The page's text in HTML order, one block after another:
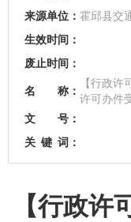
来源单位： 霍邱县交
生效时间：
废止时间：
名 称：
【行政许
许可办件
文 号：
关 键 词：
【行政许